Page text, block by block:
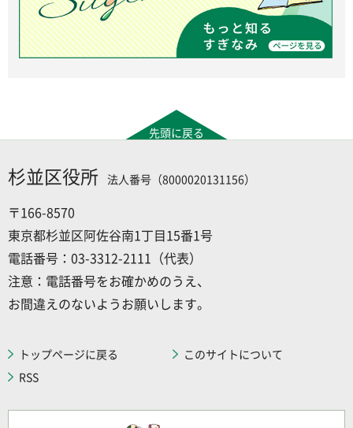
先頭に戻る
杉並区役所 法人番号（8000020131156）
〒166-8570
東京都杉並区阿佐谷南1丁目15番1号
電話番号：03-3312-2111（代表）
注意：電話番号をお確かめのうえ、
お間違えのないようお願いします。
トップページに戻る
このサイトについて
RSS